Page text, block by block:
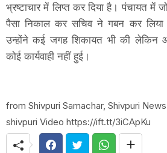
भ्रष्टाचार में लिप्त कर दिया है। पंचायत में
पैसा निकाल कर सचिव ने गबन कर
उन्होंने कई जगह शिकायत भी की लेकिन
कोई कार्यवाही नहीं हुई।
from Shivpuri Samachar, Shivpuri
shivpuri Video https://ift.tt/3iCApKu